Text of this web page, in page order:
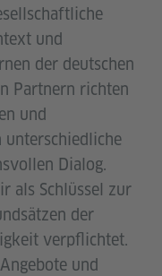
und
der deutschen
Partnern richten
und
unterschiedliche
Dialog.
als Schlüssel zur
der
verpflichtet.
und